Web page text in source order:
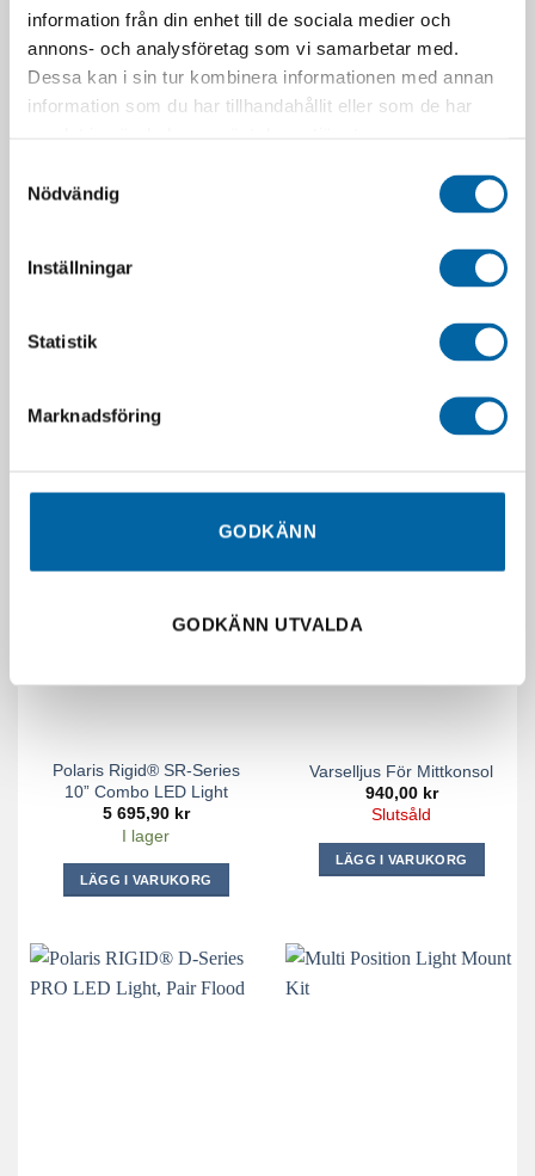
information från din enhet till de sociala medier och
annons- och analysföretag som vi samarbetar med.
Dessa kan i sin tur kombinera informationen med annan
information som du har tillhandahållit eller som de har
Nödvändig
Inställningar
Statistik
Marknadsföring
GODKÄNN
GODKÄNN UTVALDA
Polaris Rigid® SR-Series
10” Combo LED Light
5 695,90 kr
I lager
LÄGG I VARUKORG
Varselljus För Mittkonsol
940,00 kr
Slutsåld
LÄGG I VARUKORG